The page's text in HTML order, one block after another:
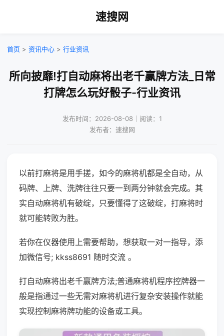
速搜网
首页 > 资讯中心 > 行业资讯
所向披靡!打自动麻将出老千赢牌方法_日常
打牌怎么玩好骰子-行业资讯
发布时间：2026-08-08｜阅读：1
发布者：速搜网
以前打麻将是用手搓，如今的麻将机都是全自动，从
码牌、上牌、洗牌往往只要一到两分钟就会完成。其
实自动麻将机有破绽，只要懂得了这破绽，打麻将时
就可能转败为胜。
若你在仪器使用上需要帮助，想获取一对一指导，添
加微信号; kkss8691 随时交流 。
打自动麻将出老千赢牌方法;普通麻将机程序控牌器一
般是指通过一些无需对麻将机进行复杂安装操作就能
实现控制麻将牌功能的设备或工具。